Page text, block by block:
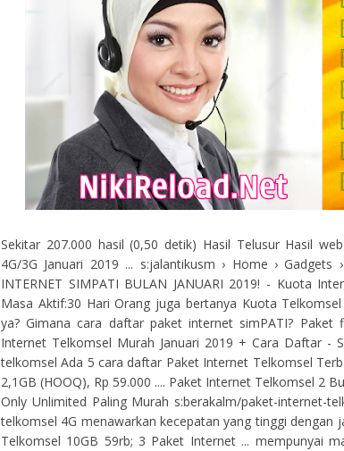
Sekitar 207.000 hasil (0,50 detik) Hasil Telusur Hasil
4G/3G Januari 2019 ... s:jalantikusm › Home › Gadgets
INTERNET SIMPATI BULAN JANUARI 2019! - Kuota
Masa Aktif:30 Hari Orang juga bertanya Kuota
ya? Gimana cara daftar paket internet simPATI?
Internet Telkomsel Murah Januari 2019 + Cara Daftar -
telkomsel Ada 5 cara daftar Paket Internet Telkomsel
2,1GB (HOOQ), Rp 59.000 .... Paket Internet Telkomsel 2
Only Unlimited Paling Murah s:berakalm/paket-internet-
telkomsel 4G menawarkan kecepatan yang tinggi dengan
Telkomsel 10GB 59rb; 3 Paket Internet ... mempunyai